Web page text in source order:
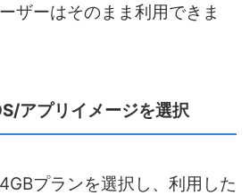
ザーはそのまま利用できま
アプリイメージを選択
プランを選択し、利用した